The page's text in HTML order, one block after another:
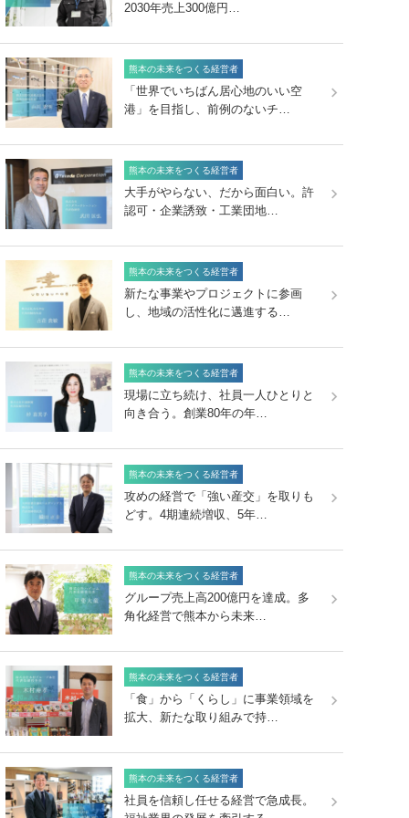
2030年売上300億円…
熊本の未来をつくる経営者
「世界でいちばん居心地のいい空
港」を目指し、前例のないチ…
熊本の未来をつくる経営者
大手がやらない、だから面白い。許
認可・企業誘致・工業団地…
熊本の未来をつくる経営者
新たな事業やプロジェクトに参画
し、地域の活性化に邁進する…
熊本の未来をつくる経営者
現場に立ち続け、社員一人ひとりと
向き合う。創業80年の年…
熊本の未来をつくる経営者
攻めの経営で「強い産交」を取りも
どす。4期連続増収、5年…
熊本の未来をつくる経営者
グループ売上高200億円を達成。多
角化経営で熊本から未来…
熊本の未来をつくる経営者
「食」から「くらし」に事業領域を
拡大、新たな取り組みで持…
熊本の未来をつくる経営者
社員を信頼し任せる経営で急成長。